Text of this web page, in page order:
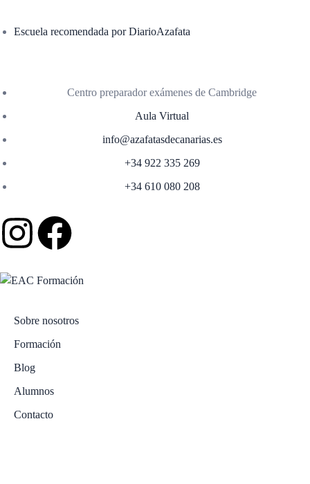
Escuela recomendada por DiarioAzafata
Centro preparador exámenes de Cambridge
Aula Virtual
info@azafatasdecanarias.es
+34 922 335 269
+34 610 080 208
Sobre nosotros
Formación
Blog
Alumnos
Contacto